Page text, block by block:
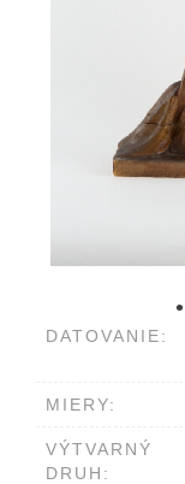
DATOVANIE:
MIERY:
VÝTVARNÝ
DRUH: